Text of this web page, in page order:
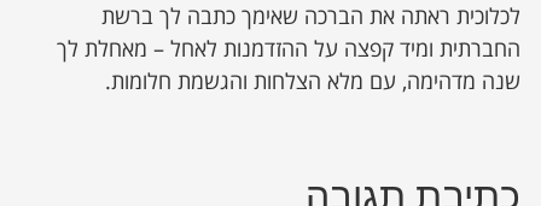
לכלוכית ראתה את הברכה שאימך כתבה לך ברשת
החברתית ומיד קפצה על ההזדמנות לאחל – מאחלת לך
שנה מדהימה, עם מלא הצלחות והגשמת חלומות.
כתיבת תגובה